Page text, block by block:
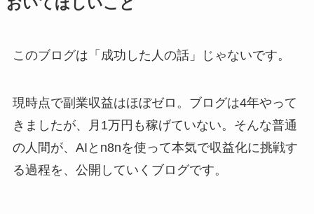
おいてほしいこと
このブログは「成功した人の話」じゃないです。
現時点で副業収益はほぼゼロ。ブログは4年やって
きましたが、月1万円も稼げていない。そんな普通
の人間が、AIとn8nを使って本気で収益化に挑戦す
る過程を、公開していくブログです。